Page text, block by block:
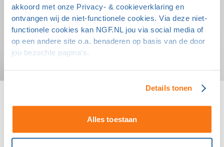
akkoord met onze Privacy- & cookieverklaring en
ontvangen wij de niet-functionele cookies. Via deze niet-
functionele cookies kan NGF.NL jou via social media of
op een andere site o.a. benaderen op basis van de door
jou bezochte pagina’s.
Details tonen
Alles toestaan
Medewerker Golfen met een beperking